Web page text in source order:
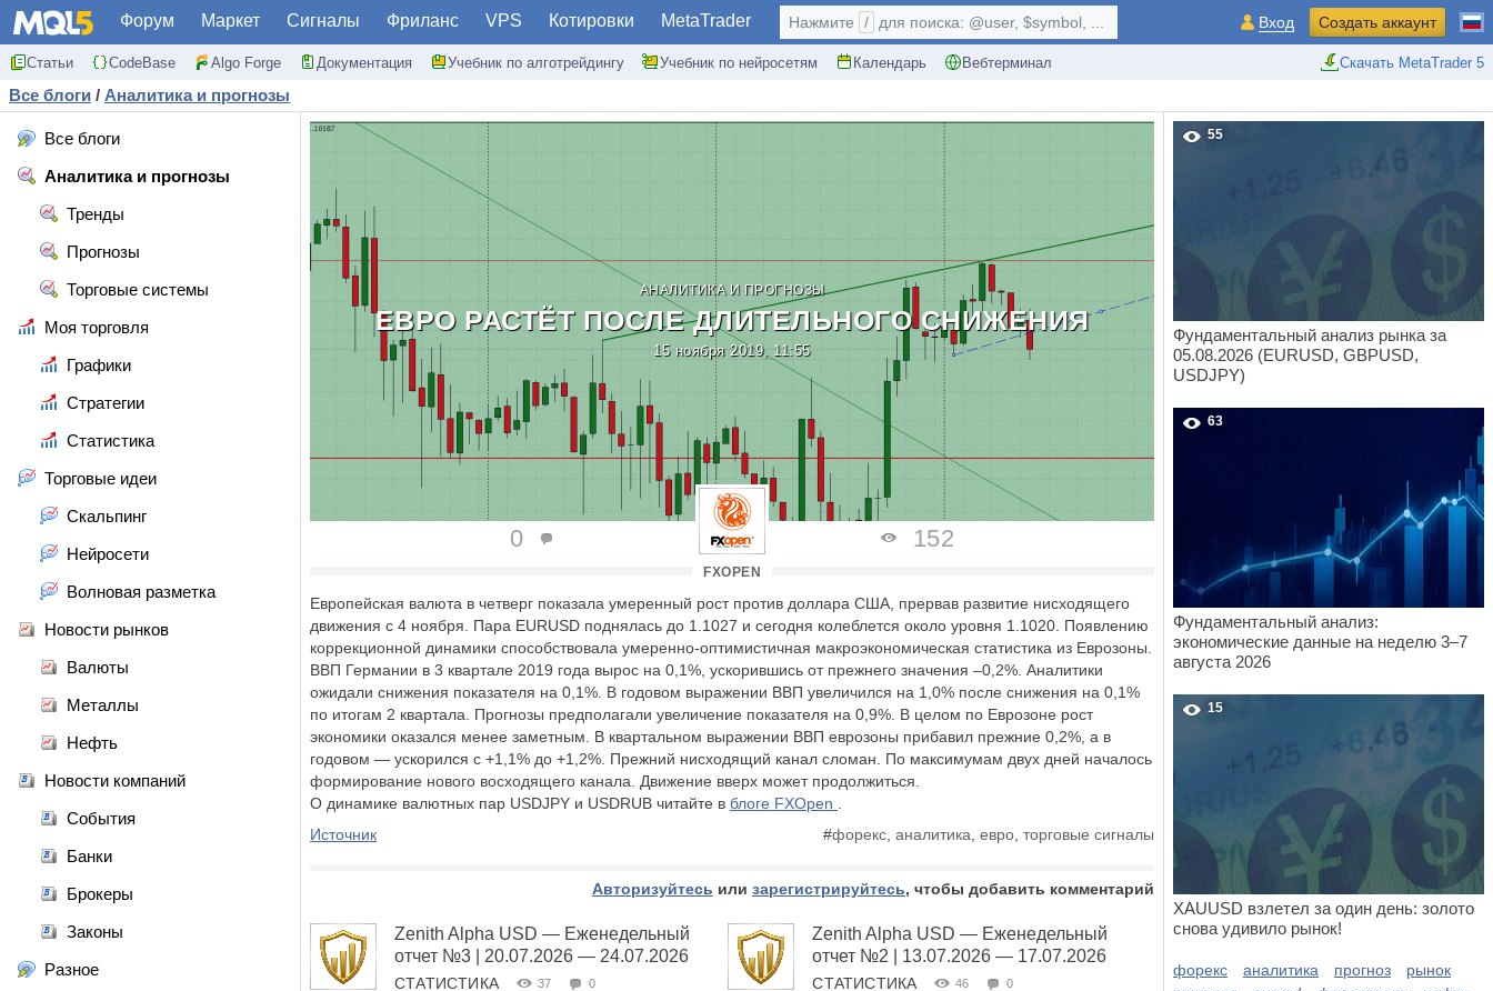
Форум Маркет Сигналы Фриланс VPS Котировки MetaTrader
Статьи CodeBase Algo Forge Документация Учебник по алготрейдингу Учебник по нейросетям Календарь Вебтерминал Скачать MetaTrader 5
Нажмите / для поиска: @user, $symbol, ... Вход Создать аккаунт
Все блоги / Аналитика и прогнозы
Все блоги
Аналитика и прогнозы
Тренды
Прогнозы
Торговые системы
Моя торговля
Графики
Стратегии
Статистика
Торговые идеи
Скальпинг
Нейросети
Волновая разметка
Новости рынков
Валюты
Металлы
Нефть
Новости компаний
События
Банки
Брокеры
Законы
Разное
АНАЛИТИКА И ПРОГНОЗЫ
ЕВРО РАСТЁТ ПОСЛЕ ДЛИТЕЛЬНОГО СНИЖЕНИЯ
15 ноября 2019, 11:55
FXOPEN
0 152
Европейская валюта в четверг показала умеренный рост против доллара США, прервав развитие нисходящего
движения с 4 ноября. Пара EURUSD поднялась до 1.1027 и сегодня колеблется около уровня 1.1020. Появлению
коррекционной динамики способствовала умеренно-оптимистичная макроэкономическая статистика из Еврозоны.
ВВП Германии в 3 квартале 2019 года вырос на 0,1%, ускорившись от прежнего значения –0,2%. Аналитики
ожидали снижения показателя на 0,1%. В годовом выражении ВВП увеличился на 1,0% после снижения на 0,1%
по итогам 2 квартала. Прогнозы предполагали увеличение показателя на 0,9%. В целом по Еврозоне рост
экономики оказался менее заметным. В квартальном выражении ВВП еврозоны прибавил прежние 0,2%, а в
годовом — ускорился с +1,1% до +1,2%. Прежний нисходящий канал сломан. По максимумам двух дней началось
формирование нового восходящего канала. Движение вверх может продолжиться.
О динамике валютных пар USDJPY и USDRUB читайте в блоге FXOpen
#форекс аналитика евро торговые сигналы
Источник
Авторизуйтесь или зарегистрируйтесь, чтобы добавить комментарий
Zenith Alpha USD — Еженедельный
отчет №3 | 20.07.2026 — 24.07.2026
СТАТИСТИКА 37 0
Zenith Alpha USD — Еженедельный
отчет №2 | 13.07.2026 — 17.07.2026
СТАТИСТИКА 46 0
55
Фундаментальный анализ рынка за
05.08.2026 (EURUSD, GBPUSD,
USDJPY)
63
Фундаментальный анализ:
экономические данные на неделю 3–7
августа 2026
15
XAUUSD взлетел за один день: золото
снова удивило рынок!
форекс аналитика прогноз
рынок